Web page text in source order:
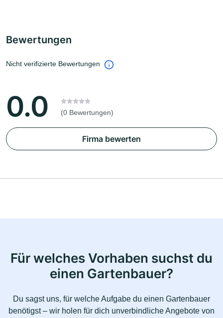
Bewertungen
Nicht verifizierte Bewertungen
0.0 (0 Bewertungen)
Firma bewerten
Für welches Vorhaben suchst du
einen Gartenbauer?
Du sagst uns, für welche Aufgabe du einen Gartenbauer
benötigst – wir holen für dich unverbindliche Angebote von